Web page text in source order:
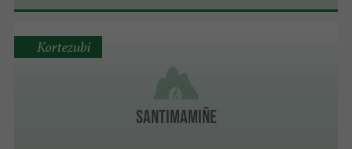
Santimamiñe
Kortezubi